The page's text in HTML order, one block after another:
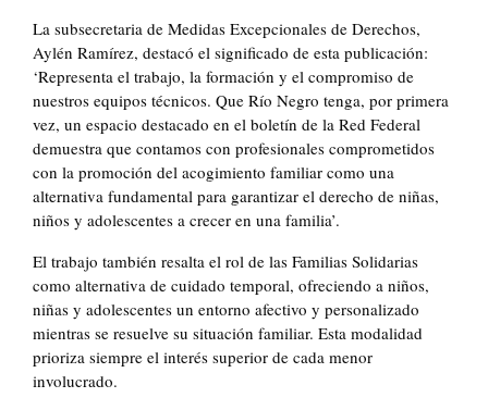
La subsecretaria de Medidas Excepcionales de Derechos,
Aylén Ramírez, destacó el significado de esta publicación:
‘Representa el trabajo, la formación y el compromiso de
nuestros equipos técnicos. Que Río Negro tenga, por primera
vez, un espacio destacado en el boletín de la Red Federal
demuestra que contamos con profesionales comprometidos
con la promoción del acogimiento familiar como una
alternativa fundamental para garantizar el derecho de niñas,
niños y adolescentes a crecer en una familia’.
El trabajo también resalta el rol de las Familias Solidarias
como alternativa de cuidado temporal, ofreciendo a niños,
niñas y adolescentes un entorno afectivo y personalizado
mientras se resuelve su situación familiar. Esta modalidad
prioriza siempre el interés superior de cada menor
involucrado.